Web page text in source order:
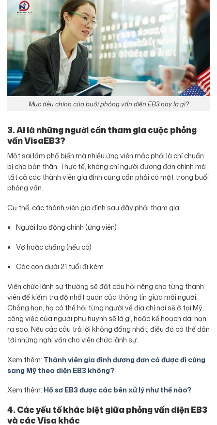
Mục tiêu chính của buổi phỏng vấn diện EB3 này là gì?
3. Ai là những người cần tham gia cuộc phỏng
vấn VisaEB3?
Một sai lầm phổ biến mà nhiều ứng viên mắc phải là chỉ chuẩn
bị cho bản thân. Thực tế, không chỉ người đương đơn chính mà
tất cả các thành viên gia đình cũng cần phải có mặt trong buổi
phỏng vấn.
Cụ thể, các thành viên gia đình sau đây phải tham gia:
Người lao động chính (ứng viên)
Vợ hoặc chồng (nếu có)
Các con dưới 21 tuổi đi kèm
Viên chức lãnh sự thường sẽ đặt câu hỏi riêng cho từng thành
viên để kiểm tra độ nhất quán của thông tin giữa mỗi người.
Chẳng hạn, họ có thể hỏi từng người về địa chỉ nơi sẽ ở tại Mỹ,
công việc của người phụ huynh sẽ là gì, hoặc kế hoạch dài hạn
ra sao. Nếu các câu trả lời không đồng nhất, điều đó có thể dẫn
tới những nghi vấn cho viên chức lãnh sự.
Xem thêm: Thành viên gia đình đương đơn có được đi cùng
sang Mỹ theo diện EB3 không?
Xem thêm: Hồ sơ EB3 được các bên xử lý như thế nào?
4. Các yếu tố khác biệt giữa phỏng vấn diện EB3
và các Visa khác